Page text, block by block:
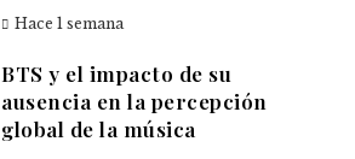
Hace 1 semana
BTS y el impacto de su
ausencia en la percepción
global de la música